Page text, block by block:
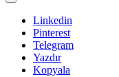
Linkedin
Pinterest
Telegram
Yazdır
Kopyala